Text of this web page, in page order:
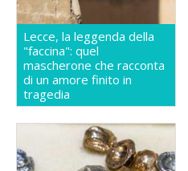
Lecce, la leggenda della
"faccina": quel
mascherone che racconta
di un amore finito in
tragedia